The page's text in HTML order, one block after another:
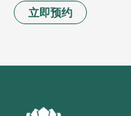
立即预约